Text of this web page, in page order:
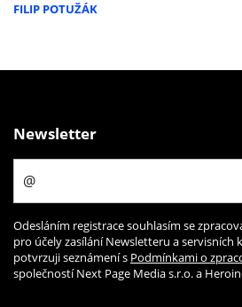
FILIP POTUŽÁK
Newsletter
Odesláním registrace souhlasím se
pro účely zasílání Newsletteru a servisních
potvrzuji seznámení s Podmínkami o
společností Next Page Media s.r.o. a